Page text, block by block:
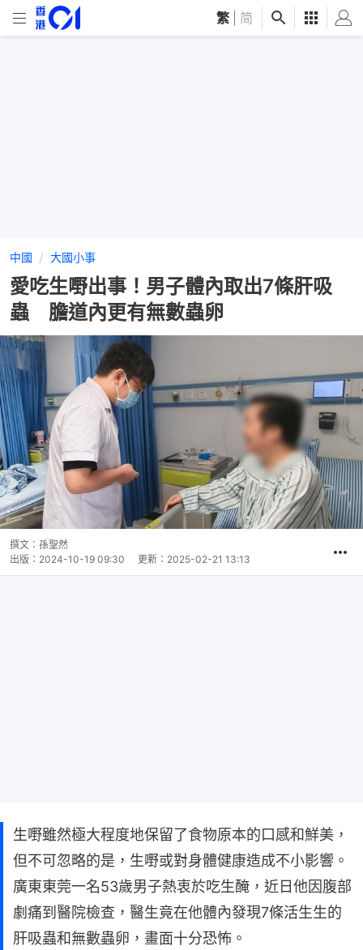
繁 简
中國 大國小事
愛吃生嘢出事！男子體內取出7條肝吸
蟲 膽道內更有無數蟲卵
撰文： 孫聖然
出版： 2024-10-19 09:30 更新： 2025-02-21 13:13
生嘢雖然極大程度地保留了食物原本的口感和鮮美，
但不可忽略的是，生嘢或對身體健康造成不小影響。
廣東東莞一名53歲男子熱衷於吃生醃，近日他因腹部
劇痛到醫院檢查，醫生竟在他體內發現7條活生生的
肝吸蟲和無數蟲卵，畫面十分恐怖。